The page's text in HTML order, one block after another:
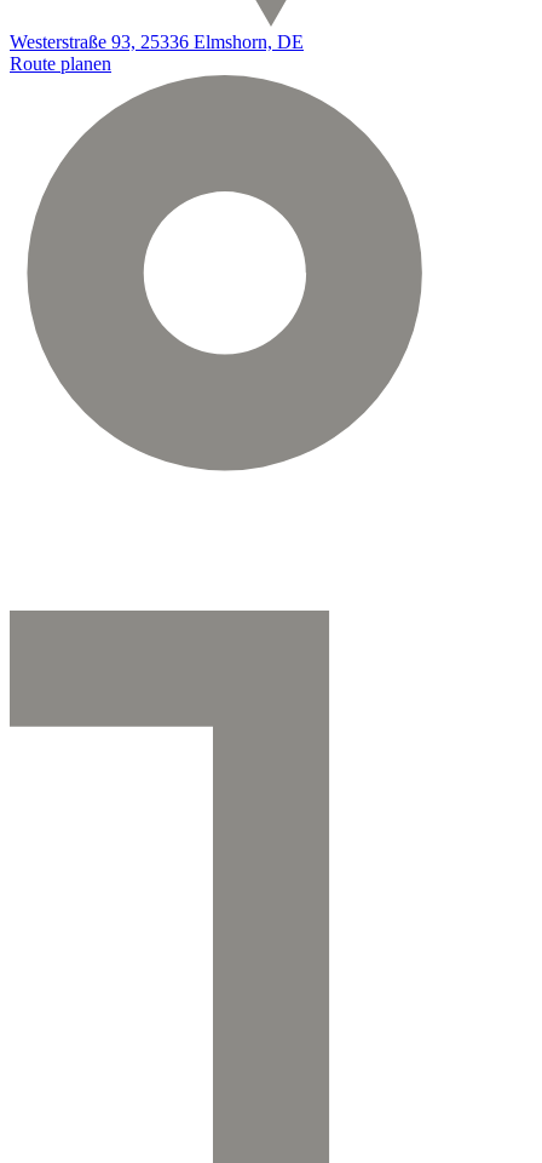
Westerstraße 93, 25336 Elmshorn, DE
Route planen